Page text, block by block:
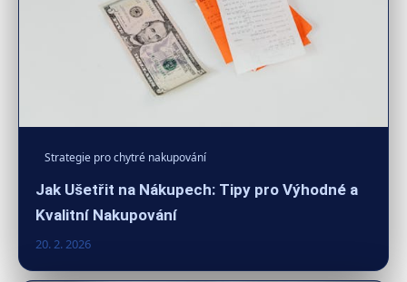
Strategie pro chytré nakupování
Jak Ušetřit na Nákupech: Tipy pro Výhodné a
Kvalitní Nakupování
20. 2. 2026